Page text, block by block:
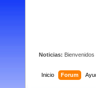
Noticias:
Inicio Forum